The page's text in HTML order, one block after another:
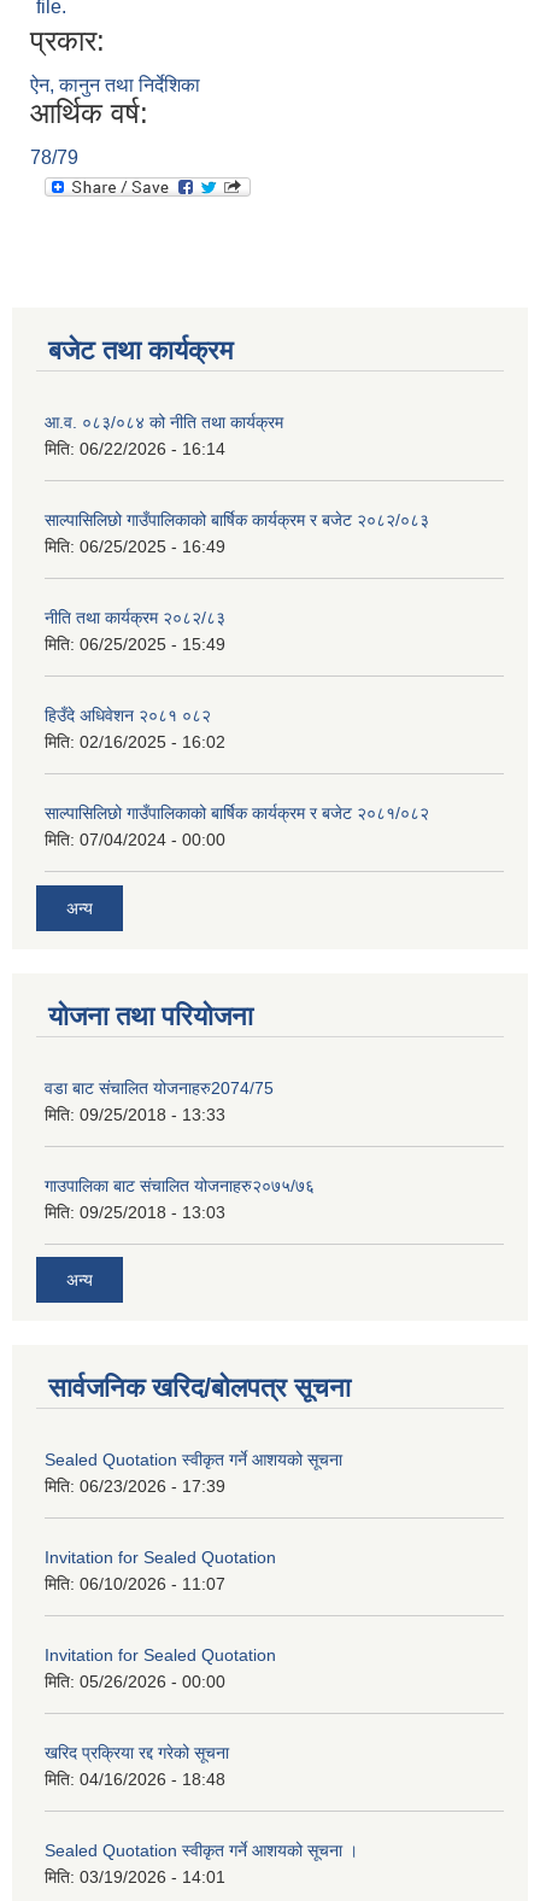
file.
प्रकार:
ऐन, कानुन तथा निर्देशिका
आर्थिक वर्ष:
78/79
बजेट तथा कार्यक्रम
आ.व. ०८३/०८४ को नीति तथा कार्यक्रम
मिति: 06/22/2026 - 16:14
साल्पासिलिछो गाउँपालिकाको बार्षिक कार्यक्रम र बजेट २०८२/०८३
मिति: 06/25/2025 - 16:49
नीति तथा कार्यक्रम २०८२/८३
मिति: 06/25/2025 - 15:49
हिउँदे अधिवेशन २०८१ ०८२
मिति: 02/16/2025 - 16:02
साल्पासिलिछो गाउँपालिकाको बार्षिक कार्यक्रम र बजेट २०८१/०८२
मिति: 07/04/2024 - 00:00
अन्य
योजना तथा परियोजना
वडा बाट संचालित योजनाहरु2074/75
मिति: 09/25/2018 - 13:33
गाउपालिका बाट संचालित योजनाहरु२०७५/७६
मिति: 09/25/2018 - 13:03
अन्य
सार्वजनिक खरिद/बोलपत्र सूचना
Sealed Quotation स्वीकृत गर्ने आशयको सूचना
मिति: 06/23/2026 - 17:39
Invitation for Sealed Quotation
मिति: 06/10/2026 - 11:07
Invitation for Sealed Quotation
मिति: 05/26/2026 - 00:00
खरिद प्रक्रिया रद्द गरेको सूचना
मिति: 04/16/2026 - 18:48
Sealed Quotation स्वीकृत गर्ने आशयको सूचना ।
मिति: 03/19/2026 - 14:01